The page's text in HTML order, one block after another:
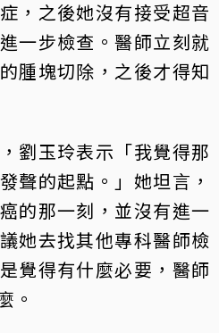
，之後她沒有接受超音
一步檢查。醫師立刻就
腫塊切除，之後才得知
劉玉玲表示「我覺得那
聲的起點。」她坦言，
的那一刻，並沒有進一
她去找其他專科醫師檢
覺得有什麼必要，醫師
。